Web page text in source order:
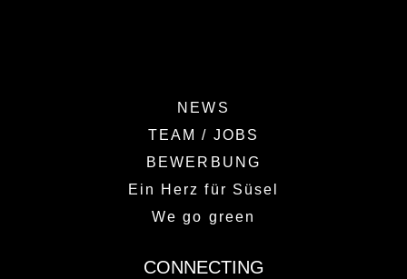
NEWS
TEAM / JOBS
BEWERBUNG
Ein Herz für Süsel
We go green
CONNECTING